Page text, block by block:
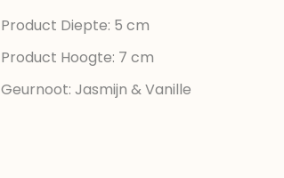
Product Diepte: 5 cm
Product Hoogte: 7 cm
Geurnoot: Jasmijn & Vanille